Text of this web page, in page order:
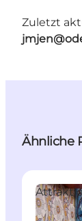
Zuletzt
Ähnliche